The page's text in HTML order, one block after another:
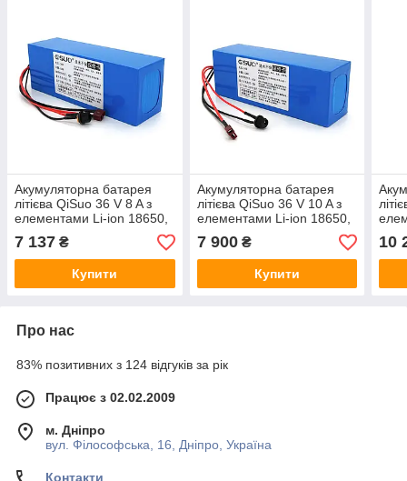
Акумуляторна батарея
літієва QiSuo 36 V 8 A з
елементами Li-ion 18650,
DC: 5.5x2.1мама + роз'єм
T-2HQma
7 137 ₴
Купити
Акумуляторна батарея
літієва QiSuo 36 V 10 A з
елементами Li-ion 18650,
DC: 5.5x2.1мама + роз'єм
T-2HQma
7 900₴
Купити
DC:
T-
10
Про нас
83% позитивних з 124 відгуків за рік
Працює з 02.02.2009
м. Дніпро
вул. Філософська, 16, Дніпро, Україна
Контакти